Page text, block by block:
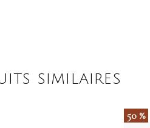
SIMILAIRES
50 %